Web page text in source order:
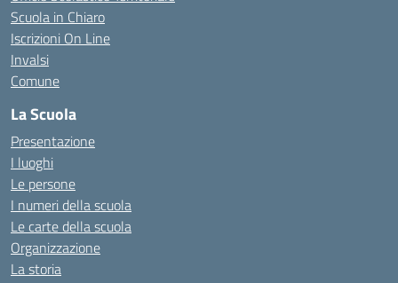
Scuola in Chiaro
Iscrizioni On Line
Invalsi
Comune
La Scuola
Presentazione
I luoghi
Le persone
I numeri della scuola
Le carte della scuola
Organizzazione
La storia